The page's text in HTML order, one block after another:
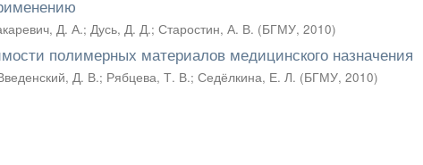
Д. А.; Дусь, Д. Д.; Старостин, А. В. (БГМУ, 2010)
полимерных материалов медицинского назначения
Д. В.; Рябцева, Т. В.; Седёлкина, Е. Л. (БГМУ, 2010)